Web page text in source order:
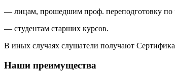
— лицам, прошедшим проф. переподготовку по
— студентам старших курсов.
В иных случаях слушатели получают
Наши преимущества